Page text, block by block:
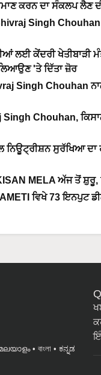
ਕਰਨ ਦਾ ਸੰਕਲਪ
Singh Chouhan
ਲਈ ਕੇਂਦਰੀ ਖੇਤੀਬਾੜੀ
'ਤੇ ਦਿੱਤਾ ਜ਼ੋਰ
Singh Chouhan
Chouhan,
ਸੁਰੱਖਿਆ
MELA ਅੱਜ ਤੋਂ
ਵਿਖੇ 73 ਇਨਪੁਟ
বাংলা
ಕನ್ನಡ